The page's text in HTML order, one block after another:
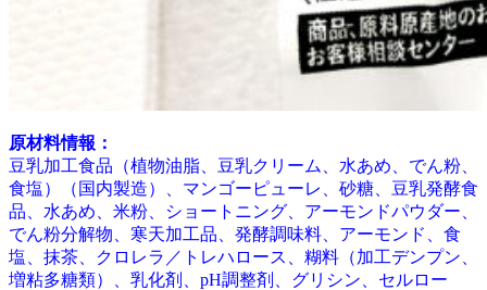
原材料情報：
豆乳加工食品（植物油脂、豆乳クリーム、水あめ、でん粉、
食塩）（国内製造）、マンゴーピューレ、砂糖、豆乳発酵食
品、水あめ、米粉、ショートニング、アーモンドパウダー、
でん粉分解物、寒天加工品、発酵調味料、アーモンド、食
塩、抹茶、クロレラ／トレハロース、糊料（加工デンプン、
増粘多糖類）、乳化剤、pH調整剤、グリシン、セルロー